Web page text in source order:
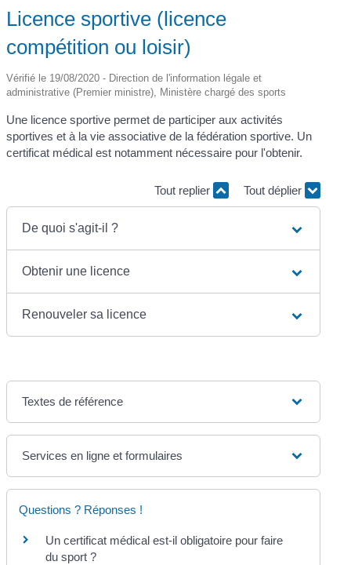
Licence sportive (licence
compétition ou loisir)
Vérifié le 19/08/2020 - Direction de l'information légale et
administrative (Premier ministre), Ministère chargé des sports
Une licence sportive permet de participer aux activités
sportives et à la vie associative de la fédération sportive. Un
certificat médical est notamment nécessaire pour l'obtenir.
Tout replier Tout déplier
De quoi s'agit-il ?
Obtenir une licence
Renouveler sa licence
Textes de référence
Services en ligne et formulaires
Questions ? Réponses !
Un certificat médical est-il obligatoire pour faire
du sport ?